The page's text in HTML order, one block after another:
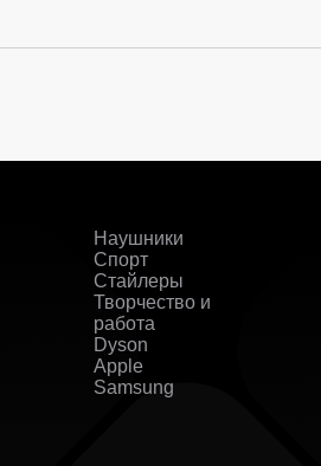
Наушники
Спорт
Стайлеры
Творчество и
работа
Dyson
Apple
Samsung